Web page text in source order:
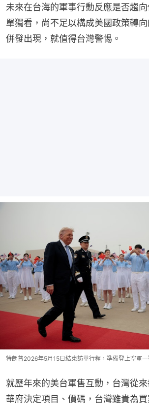
未來在台海的軍事行動反應是否趨
單獨看，尚不足以構成美國政策轉
併發出現，就值得台灣警惕。
特朗普2026年5月15日結束訪華行程，準備登上空軍一
就歷年來的美台軍售互動，台灣從
華府決定項目、價碼，台灣雖貴為